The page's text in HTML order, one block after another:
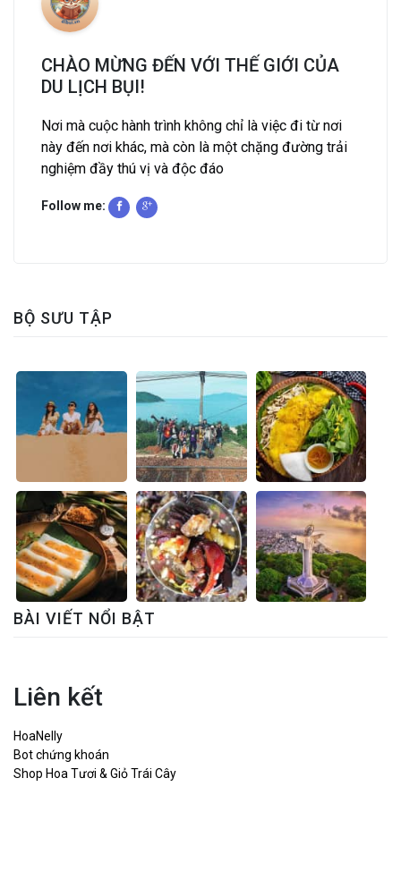
CHÀO MỪNG ĐẾN VỚI THẾ GIỚI CỦA
DU LỊCH BỤI!
Nơi mà cuộc hành trình không chỉ là việc đi từ nơi
này đến nơi khác, mà còn là một chặng đường trải
nghiệm đầy thú vị và độc đáo
Follow me:
BỘ SƯU TẬP
BÀI VIẾT NỔI BẬT
Liên kết
HoaNelly
Bot chứng khoán
Shop Hoa Tươi & Giỏ Trái Cây